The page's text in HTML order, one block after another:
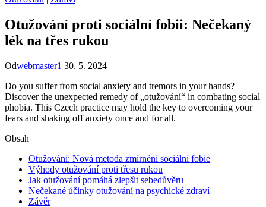
Otužování proti sociální fobii: Nečekaný
lék na třes rukou
Odwebmaster1 30. 5. 2024
Do you suffer from social anxiety and tremors in your hands?
Discover the unexpected remedy of „otužování“ in combating social
phobia. This Czech practice may hold the key to overcoming your
fears and shaking off anxiety once and for all.
Obsah
Otužování: Nová metoda zmírnění sociální fobie
Výhody otužování proti třesu rukou
Jak otužování pomáhá zlepšit sebedůvěru
Nečekané účinky otužování na psychické zdraví
Závěr